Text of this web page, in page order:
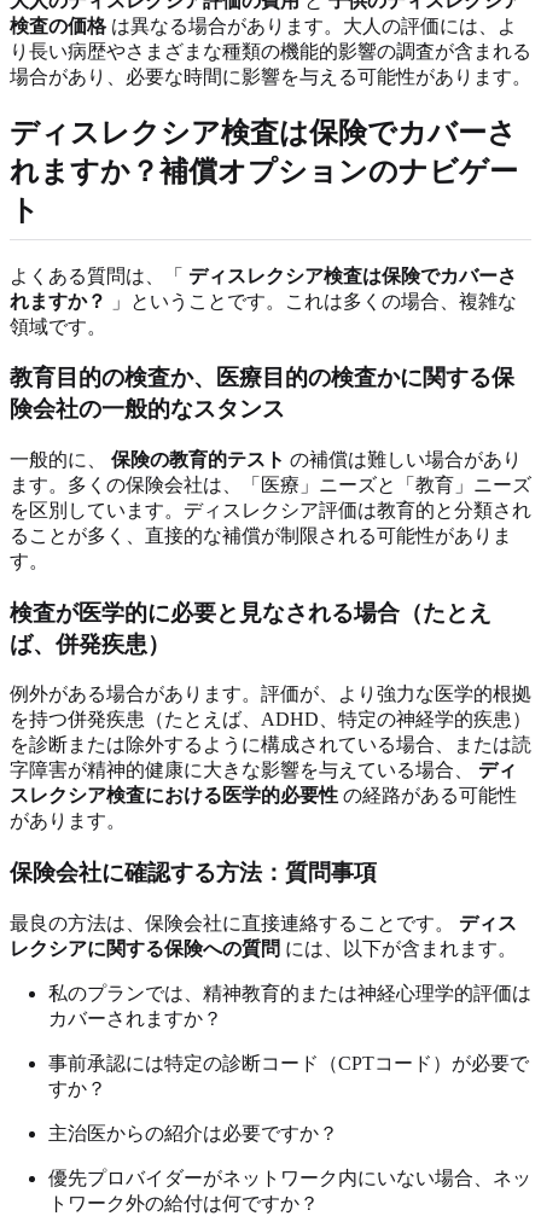
検査の価格は異なる場合があります。大人の評価には、よ
り長い病歴やさまざまな種類の機能的影響の調査が含まれる
場合があり、必要な時間に影響を与える可能性があります。
ディスレクシア検査は保険でカバーさ
れますか？補償オプションのナビゲー
ト
よくある質問は、「 ディスレクシア検査は保険でカバーさ
れますか？
」ということです。これは多くの場合、複雑な
領域です。
教育目的の検査か、医療目的の検査かに関する保
険会社の一般的なスタンス
一般的に、 保険の教育的テスト の補償は難しい場合があり
ます。多くの保険会社は、「医療」ニーズと「教育」ニーズ
を区別しています。ディスレクシア評価は教育的と分類され
ることが多く、直接的な補償が制限される可能性がありま
す。
検査が医学的に必要と見なされる場合（たとえ
ば、併発疾患）
例外がある場合があります。評価が、より強力な医学的根拠
を持つ併発疾患（たとえば、ADHD、特定の神経学的疾患）
を診断または除外するように構成されている場合、または読
字障害が精神的健康に大きな影響を与えている場合、 ディ
スレクシア検査における医学的必要性 の経路がある可能性
があります。
保険会社に確認する方法：質問事項
最良の方法は、保険会社に直接連絡することです。 ディス
レクシアに関する保険への質問 には、以下が含まれます。
私のプランでは、精神教育的または神経心理学的評価は
カバーされますか？
事前承認には特定の診断コード（CPTコード）が必要で
すか？
主治医からの紹介は必要ですか？
優先プロバイダーがネットワーク内にいない場合、ネッ
トワーク外の給付は何ですか？